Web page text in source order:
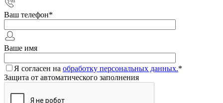
Ваш телефон*
Ваше имя
Я согласен на обработку персональных данных.*
Защита от автоматического заполнения